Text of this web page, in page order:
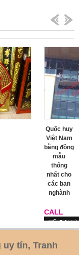
Quốc huy
Việt Nam
bằng đồng
mẫu
thống
nhất cho
các ban
nghành
CALL
tín, Tranh